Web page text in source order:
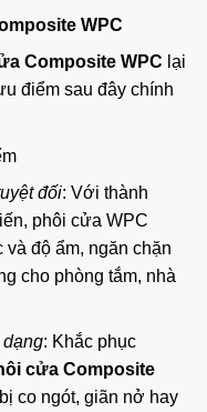
WPC
Composite WPC lại
điểm sau đây chính
đối: Với thành
phôi cửa WPC
độ ẩm, ngăn chặn
cho phòng tắm, nhà
dạng: Khắc phục
cửa Composite
co ngót, giãn nở hay